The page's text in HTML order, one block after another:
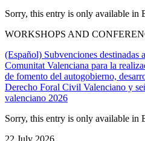
Sorry, this entry is only available in
WORKSHOPS AND
(Español) Subvenciones destinadas
Comunitat Valenciana para la
de fomento del autogobierno,
Derecho Foral Civil Valenciano y
valenciano 2026
Sorry, this entry is only available in
22 July 2026